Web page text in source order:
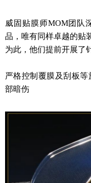
威固贴膜师MOM团队
品，唯有同样卓越的贴
为此，他们提前开展了
严格控制覆膜及刮板
部暗伤